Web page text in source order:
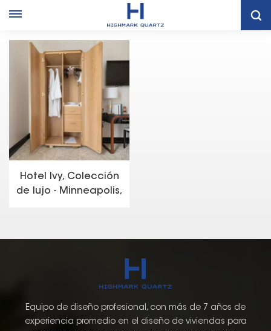
Caso De Proyecto
Hotel Ivy, Colección De Lujo - Minneapolis, MN
Hotel Ivy, Colección
de lujo - Minneapolis,
Equipo de diseño profesional, con más de 7 años de
experiencia promedio en el diseño de viviendas para